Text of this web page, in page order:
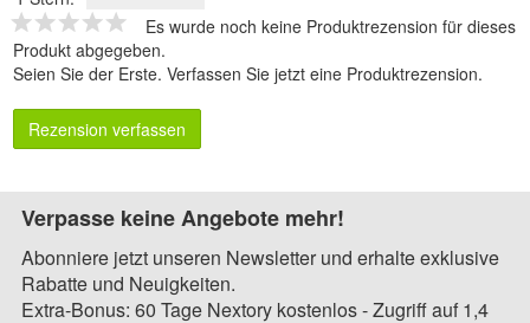
Es wurde noch keine Produktrezension für dieses
Produkt abgegeben.
Seien Sie der Erste. Verfassen Sie jetzt eine Produktrezension.
Rezension verfassen
Verpasse keine Angebote mehr!
Abonniere jetzt unseren Newsletter und erhalte exklusive
Rabatte und Neuigkeiten.
Extra-Bonus: 60 Tage Nextory kostenlos - Zugriff auf 1,4